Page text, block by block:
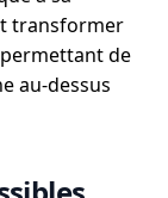
transformer
de
au-dessus